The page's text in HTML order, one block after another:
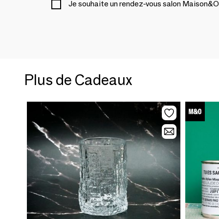
Je souhaite un rendez-vous salon
Plus de Cadeaux